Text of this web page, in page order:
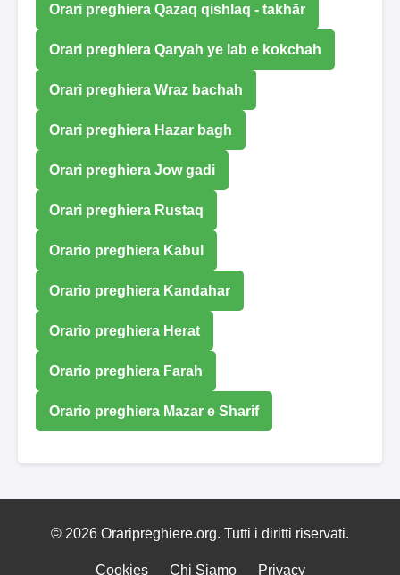
Orari preghiera Qazaq qishlaq - takhār
Orari preghiera Qaryah ye lab e kokchah
Orari preghiera Wraz bachah
Orari preghiera Hazar bagh
Orari preghiera Jow gadi
Orari preghiera Rustaq
Orario preghiera Kabul
Orario preghiera Kandahar
Orario preghiera Herat
Orario preghiera Farah
Orario preghiera Mazar e Sharif
© 2026 Oraripreghiere.org. Tutti i diritti riservati.
Cookies Chi Siamo Privacy